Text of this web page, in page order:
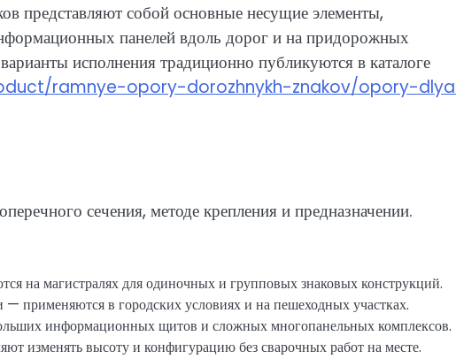
представляют собой основные несущие элементы,
панелей вдоль дорог и на придорожных
исполнения традиционно публикуются в каталоге
ramnye-opory-dorozhnykh-znakov/opory-
сечения, методе крепления и предназначении.
на магистралях для одиночных и групповых знаковых конструкций.
применяются в городских условиях и на пешеходных участках.
информационных щитов и сложных многопанельных комплексов.
изменять высоту и конфигурацию без сварочных работ на месте.